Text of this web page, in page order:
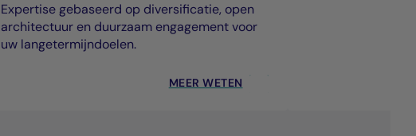
Expertise gebaseerd op diversificatie, open
architectuur en duurzaam engagement voor
uw langetermijndoelen.
MEER WETEN